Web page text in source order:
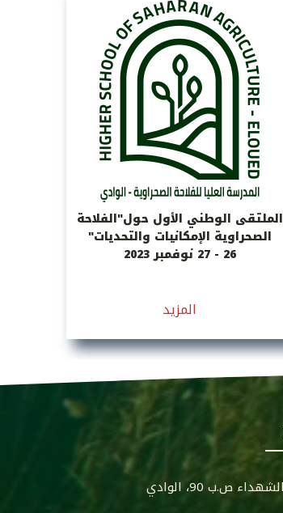
الملتقى الوطني الأول حول"الفلاحة
الصحراوية الإمكانيات والتحديات"
26 - 27 نوفمبر 2023
المزيد
18 فيفري، الشهداء ص.ب 90، الوادي